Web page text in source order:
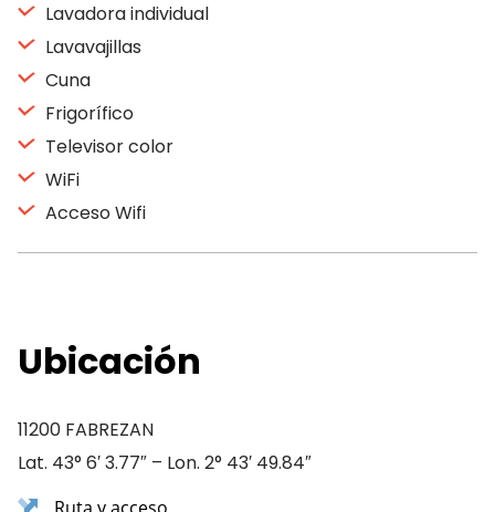
Lavadora individual
Lavavajillas
Cuna
Frigorífico
Televisor color
WiFi
Acceso Wifi
Ubicación
11200 FABREZAN
Lat. 43° 6′ 3.77″ – Lon. 2° 43′ 49.84″